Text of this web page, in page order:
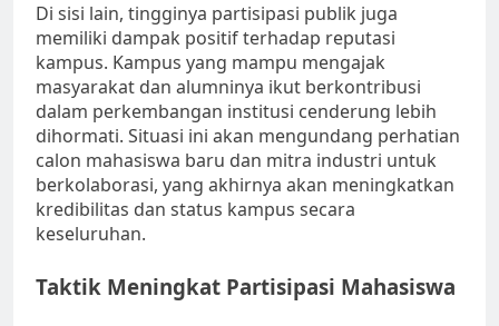
Di sisi lain, tingginya partisipasi publik juga
memiliki dampak positif terhadap reputasi
kampus. Kampus yang mampu mengajak
masyarakat dan alumninya ikut berkontribusi
dalam perkembangan institusi cenderung lebih
dihormati. Situasi ini akan mengundang perhatian
calon mahasiswa baru dan mitra industri untuk
berkolaborasi, yang akhirnya akan meningkatkan
kredibilitas dan status kampus secara
keseluruhan.
Taktik Meningkat Partisipasi Mahasiswa